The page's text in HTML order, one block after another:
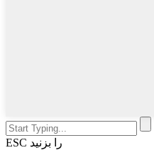
ESC را بزنید